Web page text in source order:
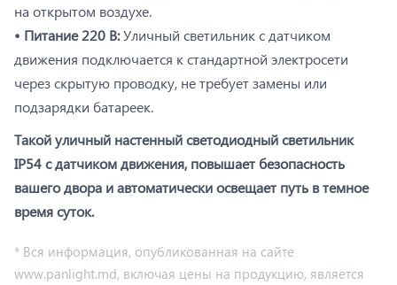
на открытом воздухе.
• Питание 220 В:Уличный светильник с датчиком
движения подключается к стандартной электросети
через скрытую проводку, не требует замены или
подзарядки батареек.
Такой уличный настенный светодиодный светильник
IP54 с датчиком движения, повышает безопасность
вашего двора и автоматически освещает путь в темное
время суток.
* Вся информация, опубликованная на сайте
www.panlight.md, включая цены на продукцию, является